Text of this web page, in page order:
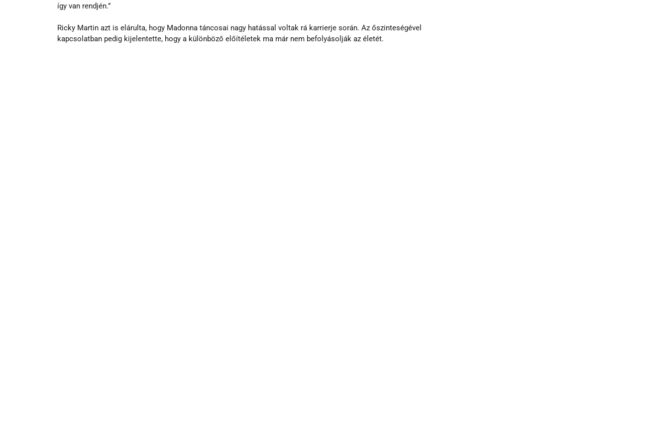
így van rendjén.”
Ricky Martin azt is elárulta, hogy Madonna táncosai nagy hatással voltak rá karrierje során. Az őszinteségével
kapcsolatban pedig kijelentette, hogy a különböző előítéletek ma már nem befolyásolják az életét.